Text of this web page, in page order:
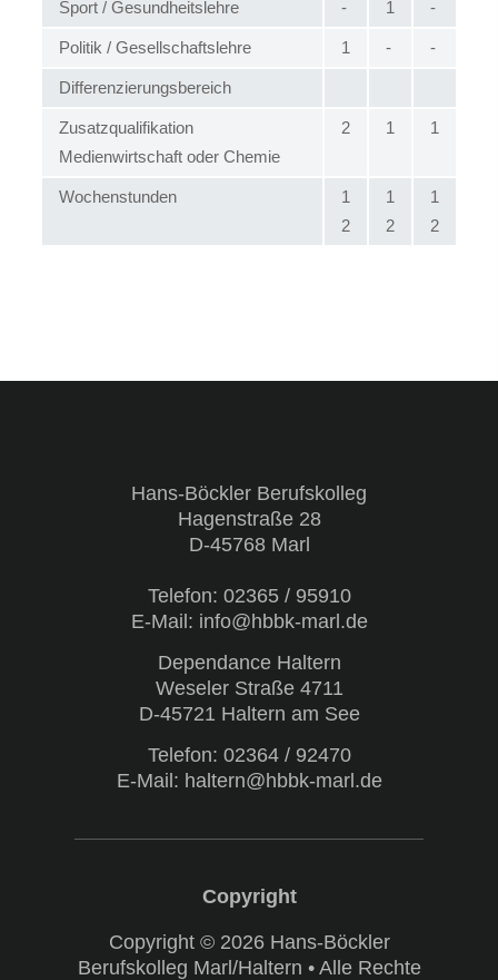
Sport / Gesundheitslehre - 1 -
Politik / Gesellschaftslehre 1 - -
Differenzierungsbereich
Zusatzqualifikation
Medienwirtschaft oder Chemie
2 1 1
Wochenstunden
1
2
1
2
1
2
Hans-Böckler Berufskolleg
Hagenstraße 28
D-45768 Marl
Telefon: 02365 / 95910
E-Mail: info@hbbk-marl.de
Dependance Haltern
Weseler Straße 4711
D-45721 Haltern am See
Telefon: 02364 / 92470
E-Mail: haltern@hbbk-marl.de
Copyright © 2026 Hans-Böckler
Berufskolleg Marl/Haltern • Alle Rechte